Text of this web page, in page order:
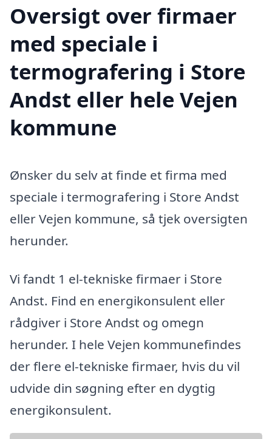
Oversigt over firmaer
med speciale i
termografering i Store
Andst eller hele Vejen
kommune
Ønsker du selv at finde et firma med
speciale i termografering i Store Andst
eller Vejen kommune, så tjek oversigten
herunder.
Vi fandt 1 el-tekniske firmaer i Store
Andst. Find en energikonsulent eller
rådgiver i Store Andst og omegn
herunder. I hele Vejen kommunefindes
der flere el-tekniske firmaer, hvis du vil
udvide din søgning efter en dygtig
energikonsulent.